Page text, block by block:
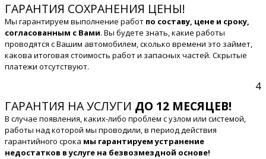
ГАРАНТИЯ СОХРАНЕНИЯ ЦЕНЫ!
Мы гарантируем выполнение работ по составу, цене и сроку,
согласованным с Вами. Вы будете знать, какие работы
проводятся с Вашим автомобилем, сколько времени это займет,
какова итоговая стоимость работ и запасных частей. Скрытые
платежи отсутствуют.
4
ГАРАНТИЯ НА УСЛУГИ ДО 12 МЕСЯЦЕВ!
В случае появления, каких-либо проблем с узлом или системой,
работы над которой мы проводили, в период действия
гарантийного срока мы гарантируем устранение
недостатков в услуге на безвозмездной основе!